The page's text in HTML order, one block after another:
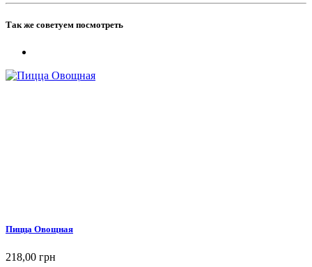
Так же советуем посмотреть
Пицца Овощная
218,00 грн